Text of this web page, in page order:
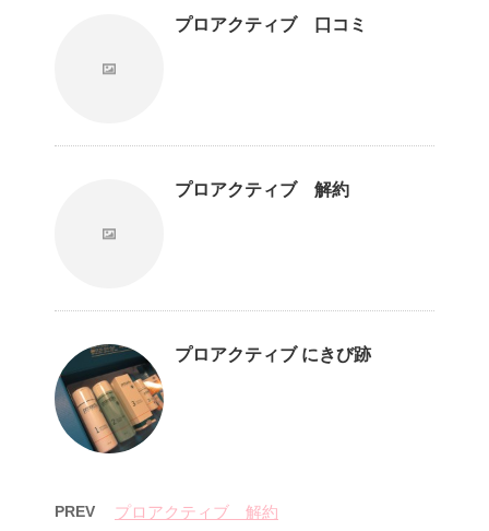
プロアクティブ 口コミ
プロアクティブ 解約
プロアクティブ にきび跡
PREV プロアクティブ 解約